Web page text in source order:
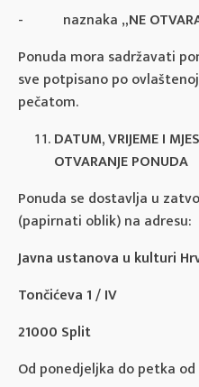
- naznaka „NE
Ponuda mora sadržavati
sve potpisano po
pečatom.
DATUM, VRIJEME I
OTVARANJE PONUDA
Ponuda se dostavlja u
(papirnati oblik) na adresu:
Javna ustanova u kulturi
Tončićeva 1 / IV
21000 Split
Od ponedjeljka do petka